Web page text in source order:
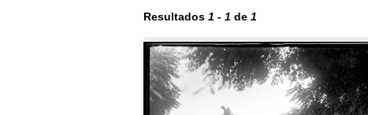
Resultados 1 - 1 de 1